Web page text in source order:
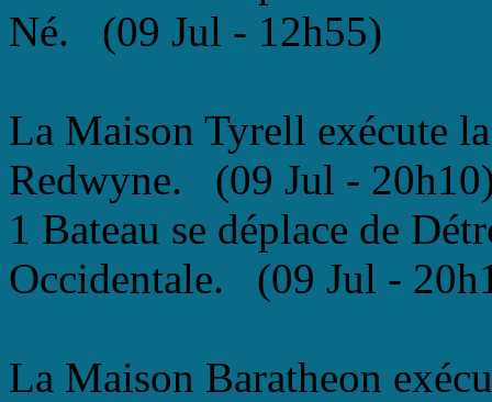
Né. (09 Jul - 12h55)
La Maison Tyrell exécute
Redwyne. (09 Jul -
1 Bateau se déplace de
Occidentale. (09 Jul -
La Maison Baratheon